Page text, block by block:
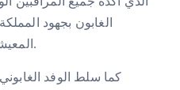
الغابون بجهود
المعيشية لساكنة الصحراء المغربية.
كما سلط الوفد